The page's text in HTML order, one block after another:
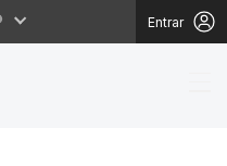
Entrar
em